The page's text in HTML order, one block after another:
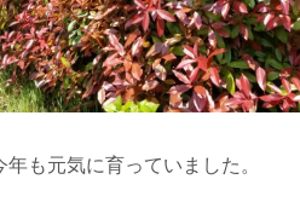
も元気に育っていました。